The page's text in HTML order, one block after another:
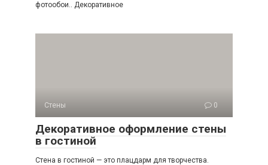
фотообои.. Декоративное
Стены 0
Декоративное оформление стены
в гостиной
Стена в гостиной — это плацдарм для творчества.